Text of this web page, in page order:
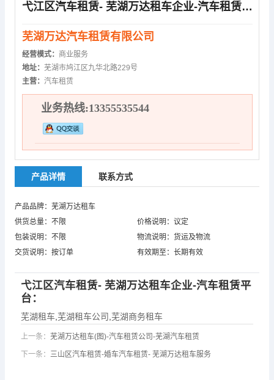
弋江区汽车租赁- 芜湖万达租车企业-汽车租赁平台
芜湖万达汽车租赁有限公司
经营模式： 商业服务
地址： 芜湖市鸠江区九华北路229号
主营： 汽车租赁
业务热线:13355535544
产品详情 联系方式
产品品牌：芜湖万达租车
供货总量：不限
价格说明：议定
包装说明：不限
物流说明：货运及物流
交货说明：按订单
有效期至：长期有效
弋江区汽车租赁- 芜湖万达租车企业-汽车租赁平
台：
芜湖租车 芜湖租车公司 芜湖商务租车
上一条： 芜湖万达租车(图)-汽车租赁公司-芜湖汽车租赁
下一条： 三山区汽车租赁-婚车汽车租赁- 芜湖万达租车服务